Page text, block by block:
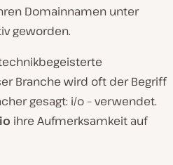
Domainnamen unter
geworden.
Branche wird oft der Begriff
gesagt: i/o – verwendet.
ihre Aufmerksamkeit auf